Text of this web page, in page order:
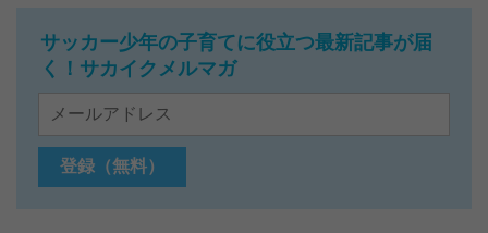
サッカー少年の子育てに役立つ最新記事が届
く！サカイクメルマガ